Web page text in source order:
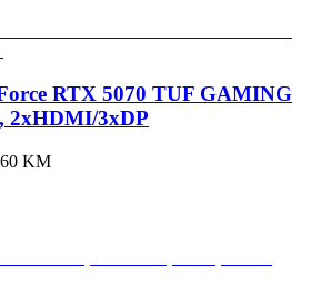
RTX 5070 TUF GAMING
2xHDMI/3xDP
KM